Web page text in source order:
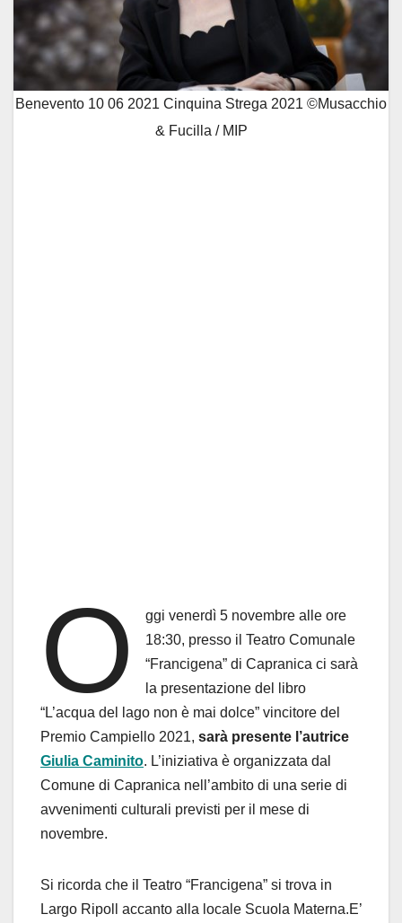
Benevento 10 06 2021 Cinquina Strega 2021 ©Musacchio
& Fucilla / MIP
O
ggi venerdì 5 novembre alle ore
18:30, presso il Teatro Comunale
“Francigena” di Capranica ci sarà
la presentazione del libro
“L’acqua del lago non è mai dolce” vincitore del
Premio Campiello 2021, sarà presente l’autrice
Giulia Caminito. L’iniziativa è organizzata dal
Comune di Capranica nell’ambito di una serie di
avvenimenti culturali previsti per il mese di
novembre.
Si ricorda che il Teatro “Francigena” si trova in
Largo Ripoll accanto alla locale Scuola Materna.E’